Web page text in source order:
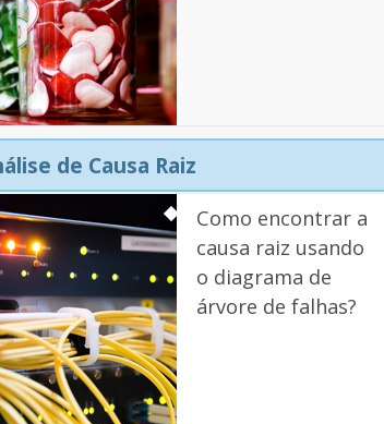
de Causa Raiz
Como encontrar a
causa raiz usando
o diagrama de
árvore de falhas?